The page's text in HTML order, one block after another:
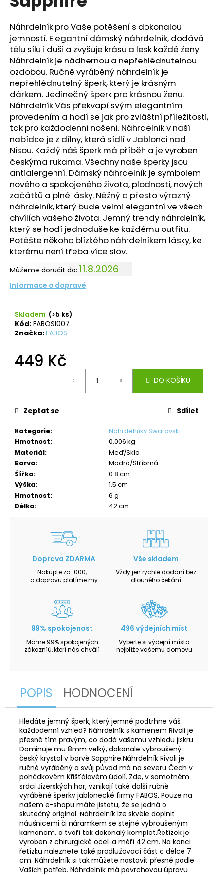
z
hvězdiček.
Náhrdelník pro Vaše potěšení s dokonalou
jemností. Elegantní dámský náhrdelník, dodává
tělu sílu i duši a zvyšuje krásu a lesk každé ženy.
Náhrdelník je nádhernou a nepřehlédnutelnou
ozdobou. Ručně vyráběný náhrdelník je
nepřehlédnutelný šperk, který je krásným
dárkem. Jedinečný šperk pro krásnou ženu.
Náhrdelník Vás překvapí svým elegantním
provedením a hodí se jak pro zvláštní příležitosti,
tak pro každodenní nošení. Náhrdelník v naší
nabídce je z dílny, která sídlí v Jablonci nad
Nisou. Každý náš šperk má příběh a je vyroben
českýma rukama. Všechny naše šperky jsou
antialergenní. Dámský náhrdelník je symbolem
nového a spokojeného života, plodnosti, nových
začátků a plné lásky. Něžný a přesto výrazný
náhrdelník, který bude velmi elegantní ve všech
chvílích vašeho života. Jemný trendy náhrdelník,
který se hodí jednoduše ke každému outfitu.
Potěšte někoho blízkého náhrdelníkem lásky, ke
kterému není třeba více slov.
Můžeme doručit do: 11.8.2026
Informace o dopravě
Skladem (>5 ks)
Kód: FABOS1007
Značka:FABOS
449 Kč
DO KOŠÍKU
Kategorie:
Náhrdelníky Swarovski
Hmotnost:
0.006 kg
Materiál:
Meď/Sklo
Barva:
Modrá/Stříbrná
Šířka:
0.8 cm
Výška:
1.5 cm
Hmotnost:
6 g
Délka: 42 cm
Zeptat se Sdílet
Doprava ZDARMA
Nakupte za 1000,-
a dopravu platíme my
Vše skladem
Vždy jen rychlé dodání bez
dlouhého čekání
99% spokojenost
Máme 99% spokojených
zákazníů, kterí nás chválí
496 výdejních míst
Vyberte si výdejní místo
nejblíže vašemu domovu
POPIS HODNOCENÍ
Hledáte jemný šperk, který jemně podtrhne váš
každodenní vzhled? Náhrdelník s kamenem Rivoli je
přesně tím pravým, co dodá vašemu vzhledu jiskru.
Dominuje mu 8mm velký, dokonale vybroušený
český krystal v barvě Sapphire.Náhrdelník Rivoli je
ručně vyráběný a svůj původ má na severu Čech v
pohádkovém Křišťálovém údolí. Zde, v samotném
srdci Jizerských hor, vznikají také další ručně
vyráběné šperky jablonecké firmy FABOS. Pouze na
našem e-shopu máte jistotu, že se jedná o
skutečný originál. Náhrdelník lze skvěle doplnit
náušnicemi či náramkem se stejně vybroušeným
kamenem, a tvoří tak dokonalý komplet.Řetízek je
vyroben z chirurgické oceli a měří 42 cm. Na konci
řetízku naleznete také prodlužovací část o délce 7
cm. Náhrdelník si tak můžete nastavit přesně podle
Vašich potřeb. Náhrdelník má povrchovou úpravu
j
e
m
e
NÁHRDELNÍK
SPOJENÁ
SRDCE
CRYSTAL
SWAROVSKI
699
Kč